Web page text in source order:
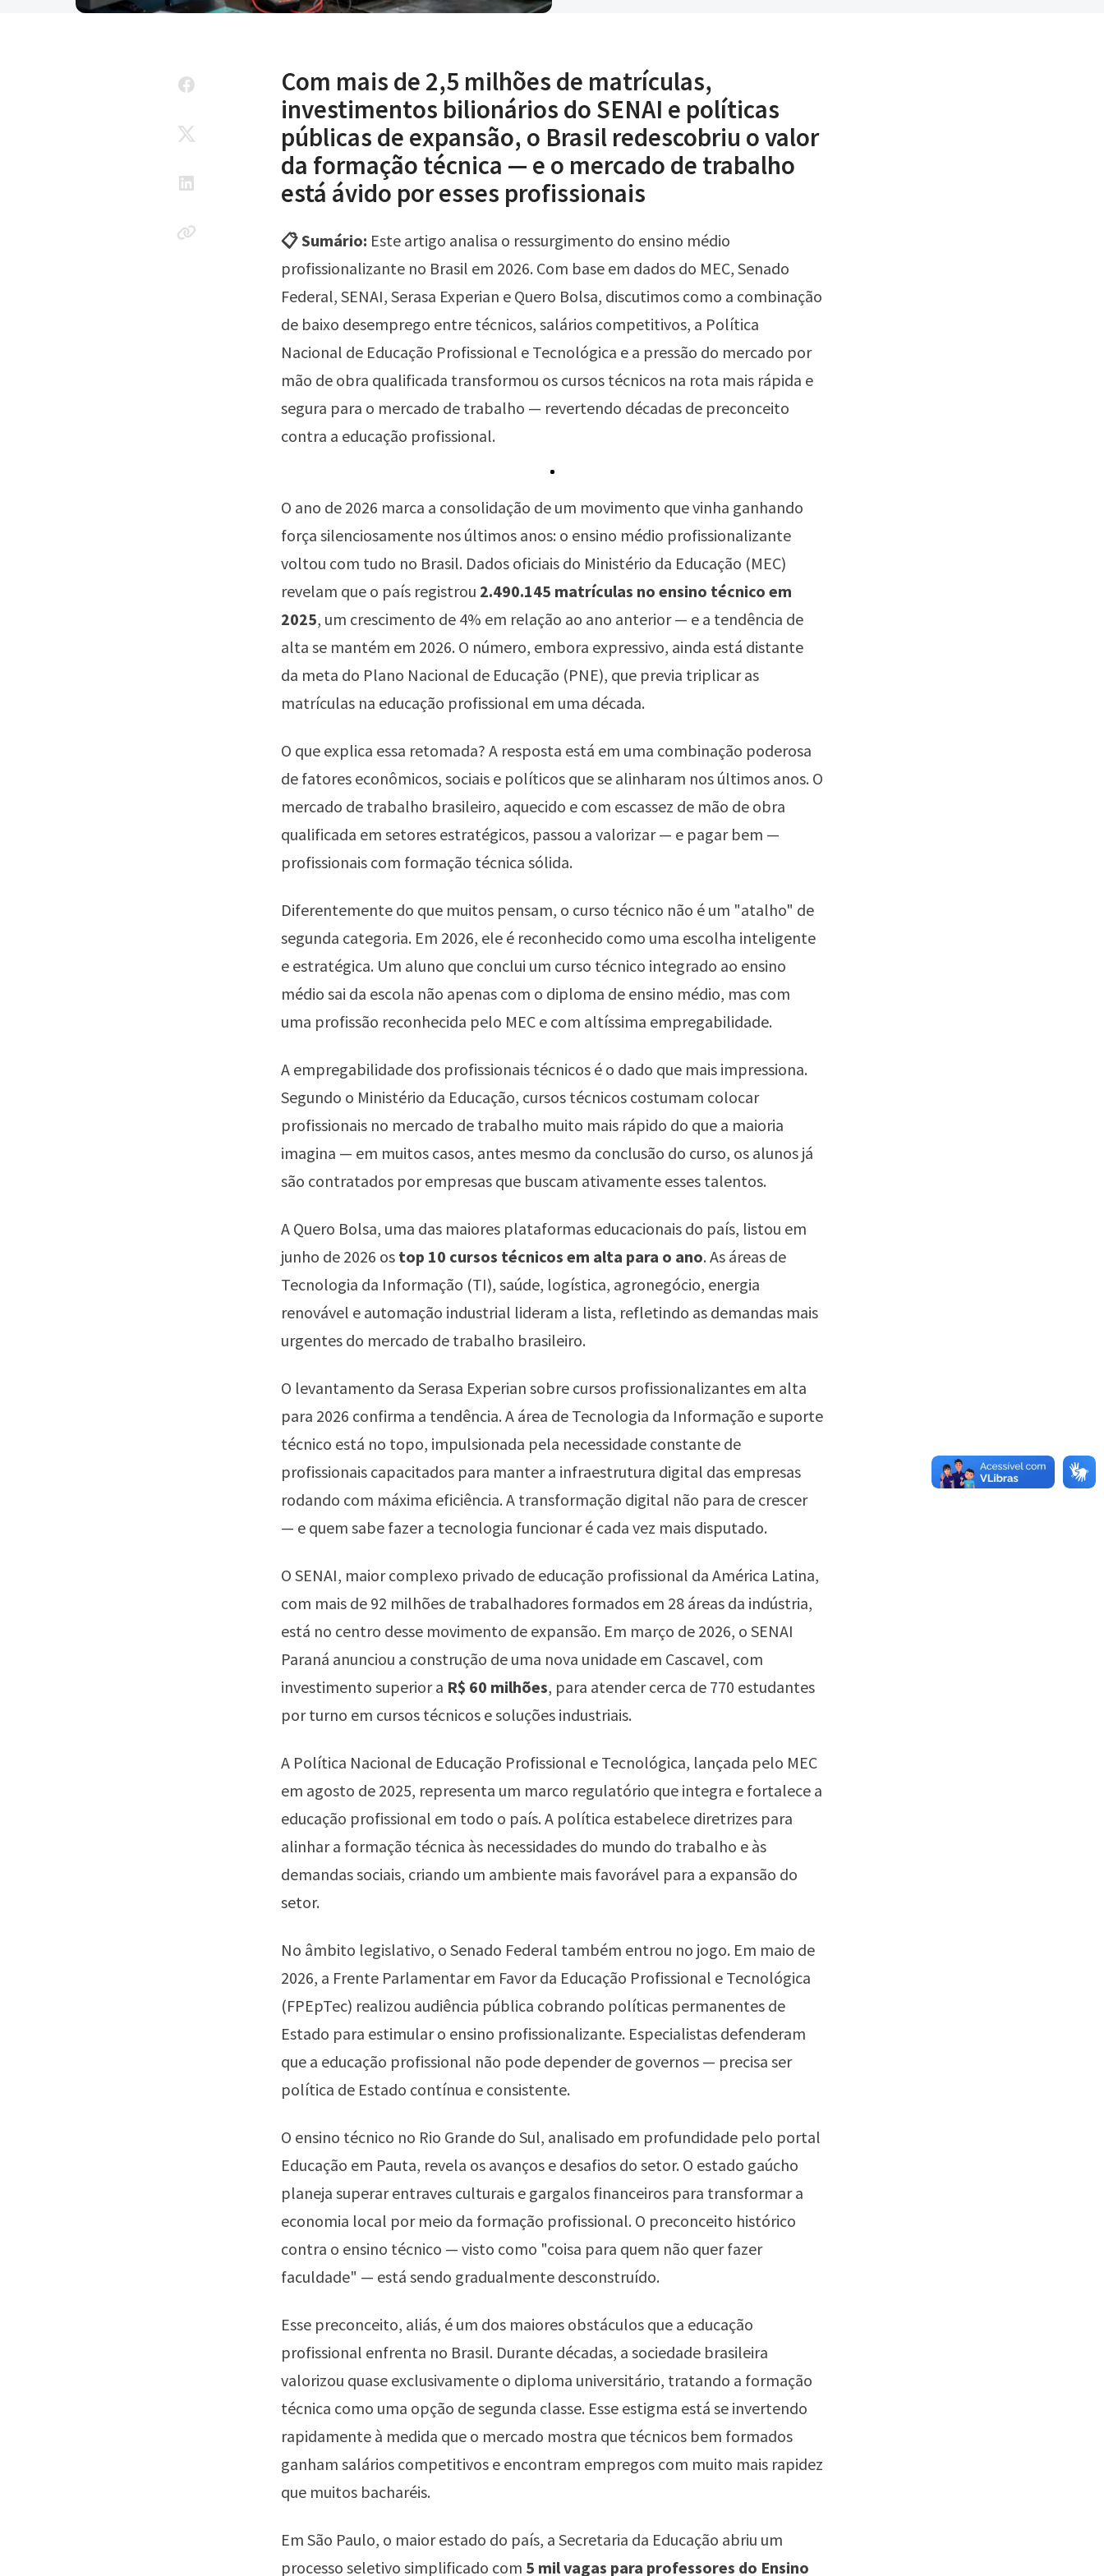
Com mais de 2,5 milhões de matrículas,
investimentos bilionários do SENAI e políticas
públicas de expansão, o Brasil redescobriu o valor
da formação técnica — e o mercado de trabalho
está ávido por esses profissionais
📋 Sumário: Este artigo analisa o ressurgimento do ensino médio
profissionalizante no Brasil em 2026. Com base em dados do MEC, Senado
Federal, SENAI, Serasa Experian e Quero Bolsa, discutimos como a combinação
de baixo desemprego entre técnicos, salários competitivos, a Política
Nacional de Educação Profissional e Tecnológica e a pressão do mercado por
mão de obra qualificada transformou os cursos técnicos na rota mais rápida e
segura para o mercado de trabalho — revertendo décadas de preconceito
contra a educação profissional.
O ano de 2026 marca a consolidação de um movimento que vinha ganhando
força silenciosamente nos últimos anos: o ensino médio profissionalizante
voltou com tudo no Brasil. Dados oficiais do Ministério da Educação (MEC)
revelam que o país registrou 2.490.145 matrículas no ensino técnico em
2025, um crescimento de 4% em relação ao ano anterior — e a tendência de
alta se mantém em 2026. O número, embora expressivo, ainda está distante
da meta do Plano Nacional de Educação (PNE), que previa triplicar as
matrículas na educação profissional em uma década.
O que explica essa retomada? A resposta está em uma combinação poderosa
de fatores econômicos, sociais e políticos que se alinharam nos últimos anos. O
mercado de trabalho brasileiro, aquecido e com escassez de mão de obra
qualificada em setores estratégicos, passou a valorizar — e pagar bem —
profissionais com formação técnica sólida.
Diferentemente do que muitos pensam, o curso técnico não é um "atalho" de
segunda categoria. Em 2026, ele é reconhecido como uma escolha inteligente
e estratégica. Um aluno que conclui um curso técnico integrado ao ensino
médio sai da escola não apenas com o diploma de ensino médio, mas com
uma profissão reconhecida pelo MEC e com altíssima empregabilidade.
A empregabilidade dos profissionais técnicos é o dado que mais impressiona.
Segundo o Ministério da Educação, cursos técnicos costumam colocar
profissionais no mercado de trabalho muito mais rápido do que a maioria
imagina — em muitos casos, antes mesmo da conclusão do curso, os alunos já
são contratados por empresas que buscam ativamente esses talentos.
A Quero Bolsa, uma das maiores plataformas educacionais do país, listou em
junho de 2026 os top 10 cursos técnicos em alta para o ano. As áreas de
Tecnologia da Informação (TI), saúde, logística, agronegócio, energia
renovável e automação industrial lideram a lista, refletindo as demandas mais
urgentes do mercado de trabalho brasileiro.
O levantamento da Serasa Experian sobre cursos profissionalizantes em alta
para 2026 confirma a tendência. A área de Tecnologia da Informação e suporte
técnico está no topo, impulsionada pela necessidade constante de
profissionais capacitados para manter a infraestrutura digital das empresas
rodando com máxima eficiência. A transformação digital não para de crescer
— e quem sabe fazer a tecnologia funcionar é cada vez mais disputado.
O SENAI, maior complexo privado de educação profissional da América Latina,
com mais de 92 milhões de trabalhadores formados em 28 áreas da indústria,
está no centro desse movimento de expansão. Em março de 2026, o SENAI
Paraná anunciou a construção de uma nova unidade em Cascavel, com
investimento superior a R$ 60 milhões, para atender cerca de 770 estudantes
por turno em cursos técnicos e soluções industriais.
A Política Nacional de Educação Profissional e Tecnológica, lançada pelo MEC
em agosto de 2025, representa um marco regulatório que integra e fortalece a
educação profissional em todo o país. A política estabelece diretrizes para
alinhar a formação técnica às necessidades do mundo do trabalho e às
demandas sociais, criando um ambiente mais favorável para a expansão do
setor.
No âmbito legislativo, o Senado Federal também entrou no jogo. Em maio de
2026, a Frente Parlamentar em Favor da Educação Profissional e Tecnológica
(FPEpTec) realizou audiência pública cobrando políticas permanentes de
Estado para estimular o ensino profissionalizante. Especialistas defenderam
que a educação profissional não pode depender de governos — precisa ser
política de Estado contínua e consistente.
O ensino técnico no Rio Grande do Sul, analisado em profundidade pelo portal
Educação em Pauta, revela os avanços e desafios do setor. O estado gaúcho
planeja superar entraves culturais e gargalos financeiros para transformar a
economia local por meio da formação profissional. O preconceito histórico
contra o ensino técnico — visto como "coisa para quem não quer fazer
faculdade" — está sendo gradualmente desconstruído.
Esse preconceito, aliás, é um dos maiores obstáculos que a educação
profissional enfrenta no Brasil. Durante décadas, a sociedade brasileira
valorizou quase exclusivamente o diploma universitário, tratando a formação
técnica como uma opção de segunda classe. Esse estigma está se invertendo
rapidamente à medida que o mercado mostra que técnicos bem formados
ganham salários competitivos e encontram empregos com muito mais rapidez
que muitos bacharéis.
Em São Paulo, o maior estado do país, a Secretaria da Educação abriu um
processo seletivo simplificado com 5 mil vagas para professores do Ensino